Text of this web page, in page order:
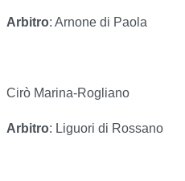
Arbitro: Arnone di Paola
Cirò Marina-Rogliano
Arbitro: Liguori di Rossano